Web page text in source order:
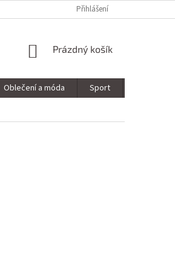
Přihlášení
NÁKUPNÍ
Prázdný košík
Oblečení a móda Sport